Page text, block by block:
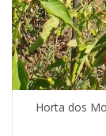
Horta dos